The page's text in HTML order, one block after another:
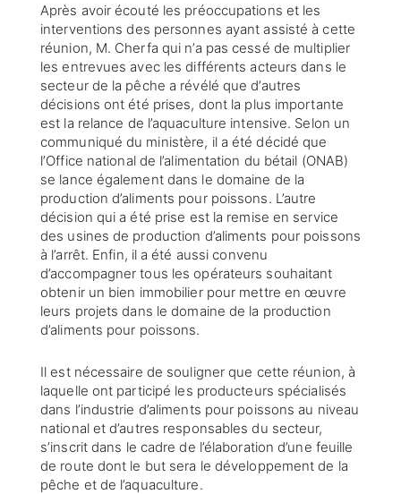
Après avoir écouté les préoccupations et les
interventions des personnes ayant assisté à cette
réunion, M. Cherfa qui n’a pas cessé de multiplier
les entrevues avec les différents acteurs dans le
secteur de la pêche a révélé que d’autres
décisions ont été prises, dont la plus importante
est la relance de l’aquaculture intensive. Selon un
communiqué du ministère, il a été décidé que
l’Office national de l’alimentation du bétail (ONAB)
se lance également dans le domaine de la
production d’aliments pour poissons. L’autre
décision qui a été prise est la remise en service
des usines de production d’aliments pour poissons
à l’arrêt. Enfin, il a été aussi convenu
d’accompagner tous les opérateurs souhaitant
obtenir un bien immobilier pour mettre en œuvre
leurs projets dans le domaine de la production
d’aliments pour poissons.
Il est nécessaire de souligner que cette réunion, à
laquelle ont participé les producteurs spécialisés
dans l’industrie d’aliments pour poissons au niveau
national et d’autres responsables du secteur,
s’inscrit dans le cadre de l’élaboration d’une feuille
de route dont le but sera le développement de la
pêche et de l’aquaculture.